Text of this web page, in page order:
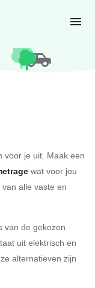
voor je uit. Maak een
wat voor jou
alle vaste en
van de gekozen
uit elektrisch en
alternatieven zijn